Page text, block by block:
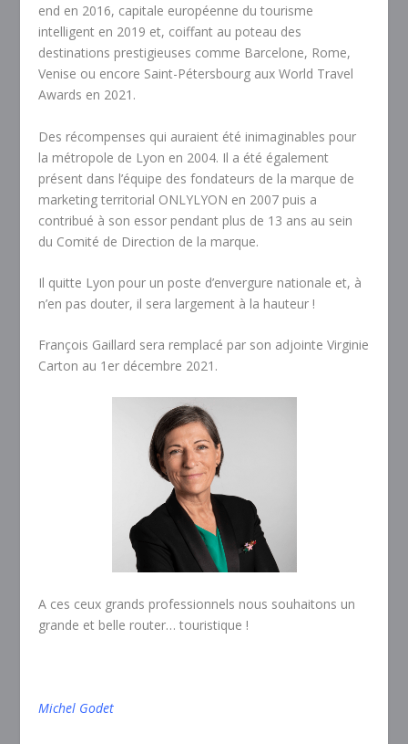
end en 2016, capitale européenne du tourisme
intelligent en 2019 et, coiffant au poteau des
destinations prestigieuses comme Barcelone, Rome,
Venise ou encore Saint-Pétersbourg aux World Travel
Awards en 2021.
Des récompenses qui auraient été inimaginables pour
la métropole de Lyon en 2004. Il a été également
présent dans l’équipe des fondateurs de la marque de
marketing territorial ONLYLYON en 2007 puis a
contribué à son essor pendant plus de 13 ans au sein
du Comité de Direction de la marque.
Il quitte Lyon pour un poste d’envergure nationale et, à
n’en pas douter, il sera largement à la hauteur !
François Gaillard sera remplacé par son adjointe Virginie
Carton au 1er décembre 2021.
A ces ceux grands professionnels nous souhaitons un
grande et belle router… touristique !
Michel Godet